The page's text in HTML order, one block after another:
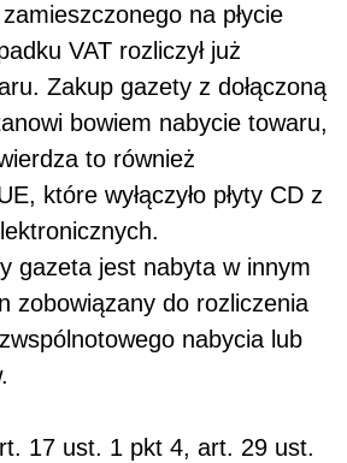
na płycie
VAT rozliczył już
Zakup gazety z dołączoną
bowiem nabycie towaru,
to również
które wyłączyło płyty CD z
gazeta jest nabyta w innym
zobowiązany do rozliczenia
nabycia lub
17 ust. 1 pkt 4, art. 29 ust.